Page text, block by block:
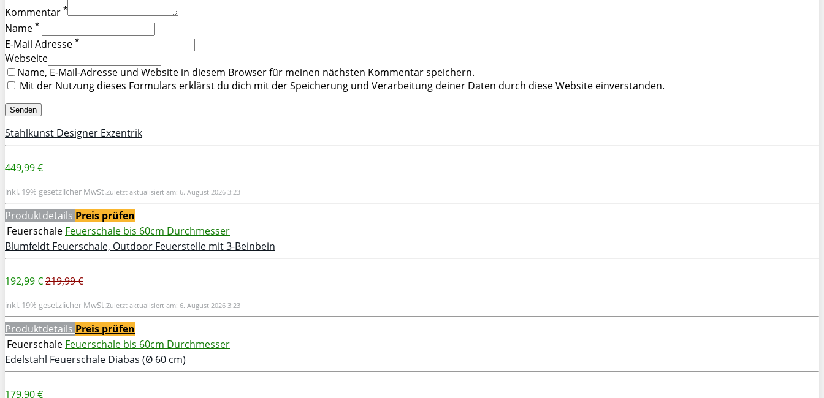
Kommentar *
Name *
E-Mail Adresse *
Webseite
Name, E-Mail-Adresse und Website in diesem Browser für meinen nächsten Kommentar speichern.
Mit der Nutzung dieses Formulars erklärst du dich mit der Speicherung und Verarbeitung deiner Daten durch diese Website einverstanden.
Stahlkunst Designer Exzentrik
449,99 €
inkl. 19% gesetzlicher MwSt.Zuletzt aktualisiert am: 6. August 2026 3:23
Produktdetails Preis prüfen
Feuerschale Feuerschale bis 60cm Durchmesser
Blumfeldt Feuerschale, Outdoor Feuerstelle mit 3-Beinbein
192,99 €219,99 €
inkl. 19% gesetzlicher MwSt.Zuletzt aktualisiert am: 6. August 2026 3:23
Produktdetails Preis prüfen
Feuerschale Feuerschale bis 60cm Durchmesser
Edelstahl Feuerschale Diabas (Ø 60 cm)
179,90 €